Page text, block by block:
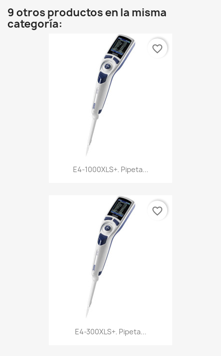
9 otros productos en la misma
categoría:
E4-1000XLS+. Pipeta...
favorite_border
E4-300XLS+. Pipeta...
favorite_border